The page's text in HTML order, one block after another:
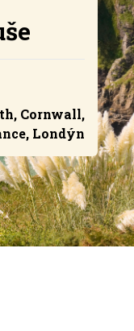
Cornwall,
Londýn